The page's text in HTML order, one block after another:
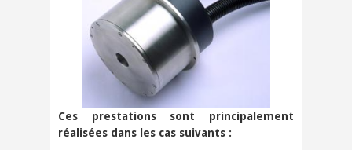
Ces prestations sont principalement
réalisées dans les cas suivants :